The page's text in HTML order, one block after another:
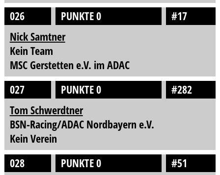
026
PUNKTE 0
#17
Nick Samtner
Kein Team
MSC Gerstetten e.V. im ADAC
027
PUNKTE 0
#282
Tom Schwerdtner
BSN-Racing/ADAC Nordbayern e.V.
Kein Verein
028
PUNKTE 0
#51